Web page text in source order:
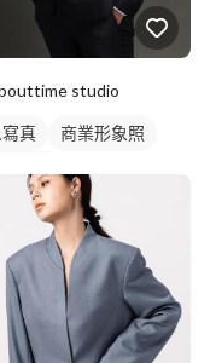
studio
真
商業形象照